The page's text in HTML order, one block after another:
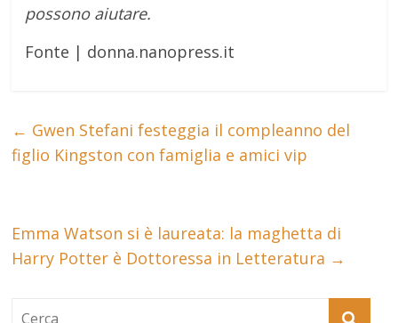
possono aiutare.
Fonte | donna.nanopress.it
← Gwen Stefani festeggia il compleanno del
figlio Kingston con famiglia e amici vip
Emma Watson si è laureata: la maghetta di
Harry Potter è Dottoressa in Letteratura →